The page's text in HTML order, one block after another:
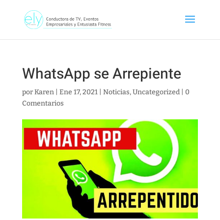
WhatsApp se Arrepiente
porKaren| Ene 17, 2021| Noticias,Uncategorized| 0
Comentarios